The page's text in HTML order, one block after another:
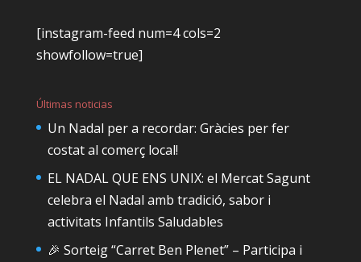
[instagram-feed num=4 cols=2
showfollow=true]
Últimas noticias
Un Nadal per a recordar: Gràcies per fer
costat al comerç local!
EL NADAL QUE ENS UNIX: el Mercat Sagunt
celebra el Nadal amb tradició, sabor i
activitats Infantils Saludables
🎉 Sorteig “Carret Ben Plenet” – Participa i